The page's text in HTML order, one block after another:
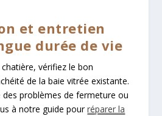
et entretien
durée de vie
vérifiez le bon
de la baie vitrée existante.
des problèmes de fermeture ou
à notre guide pourréparer la